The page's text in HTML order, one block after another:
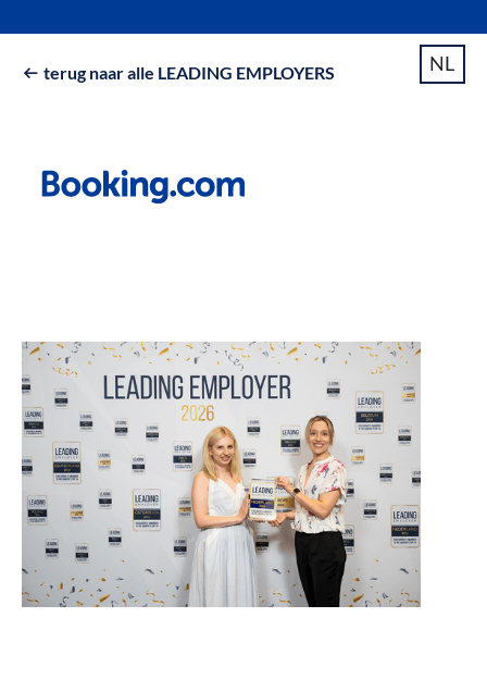
 terug naar alle LEADING EMPLOYERS NL